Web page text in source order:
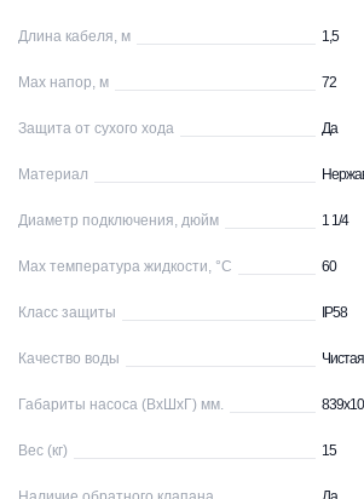
Длина кабеля, м 1,5
Max напор, м 72
Защита от сухого хода Да
Материал
Диаметр подключения, дюйм 1 1/4
Max температура жидкости, °С 60
Класс защиты IP58
Качество воды Чистая
Габариты насоса (ВхШхГ) мм.
Вес (кг) 15